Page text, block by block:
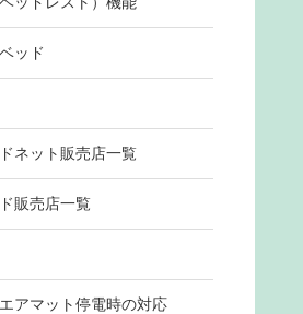
ッド
ネット販売店一覧
販売店一覧
アマット停電時の対応